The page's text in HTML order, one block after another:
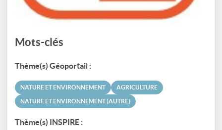
Mots-clés
Thème(s) Géoportail :
NATURE ET ENVIRONNEMENT AGRICULTURE
NATURE ET ENVIRONNEMENT (AUTRE)
Thème(s) INSPIRE :